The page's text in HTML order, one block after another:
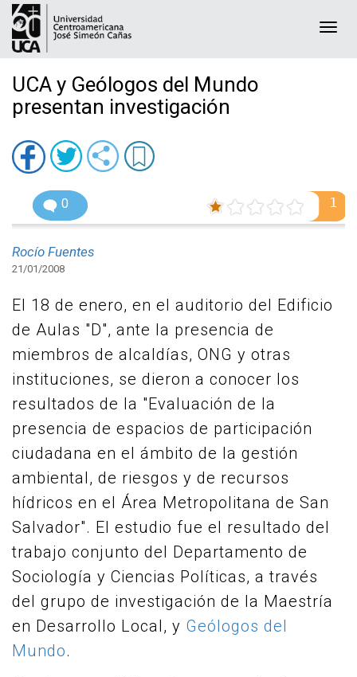
UCA y Geólogos del Mundo
presentan investigación
0 1
Rocío Fuentes
21/01/2008
El 18 de enero, en el auditorio del Edificio
de Aulas "D", ante la presencia de
miembros de alcaldías, ONG y otras
instituciones, se dieron a conocer los
resultados de la "Evaluación de la
presencia de espacios de participación
ciudadana en el ámbito de la gestión
ambiental, de riesgos y de recursos
hídricos en el Área Metropolitana de San
Salvador". El estudio fue el resultado del
trabajo conjunto del Departamento de
Sociología y Ciencias Políticas, a través
del grupo de investigación de la Maestría
en Desarrollo Local, y Geólogos del
Mundo.